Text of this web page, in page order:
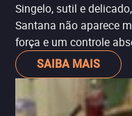
Singelo, sutil e
Santana não aparece
força e um controle
SAIBA MAIS